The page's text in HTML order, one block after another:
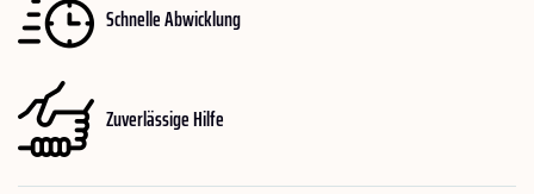
Schnelle Abwicklung
Zuverlässige Hilfe